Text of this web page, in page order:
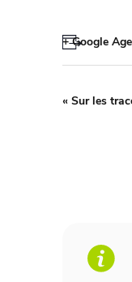
+ Google
« Sur les